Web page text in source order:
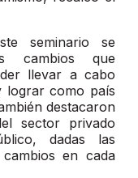
seminario se
cambios que
llevar a cabo
lograr como país
destacaron
sector privado
dadas las
en cada